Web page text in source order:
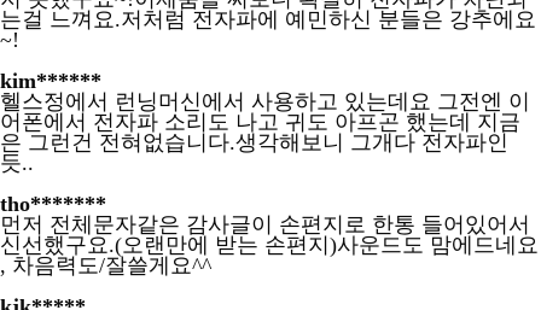
는걸 느껴요.저처럼 전자파에 예민하신 분들은 강추에요
~!
kim******
헬스정에서 런닝머신에서 사용하고 있는데요 그전엔 이
어폰에서 전자파 소리도 나고 귀도 아프곤 했는데 지금
은 그런건 전혀없습니다.생각해보니 그개다 전자파인
듯..
tho*******
먼저 전체문자같은 감사글이 손편지로 한통 들어있어서
신선했구요.(오랜만에 받는 손편지)사운드도 맘에드네요
, 차음력도/잘쓸게요^^